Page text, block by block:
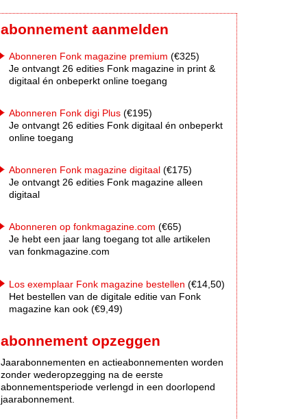
abonnement aanmelden
Abonneren Fonk magazine premium (€325)
Je ontvangt 26 edities Fonk magazine in print &
digitaal én onbeperkt online toegang
Abonneren Fonk digi Plus (€195)
Je ontvangt 26 edities Fonk digitaal én onbeperkt
online toegang
Abonneren Fonk magazine digitaal (€175)
Je ontvangt 26 edities Fonk magazine alleen
digitaal
Abonneren op fonkmagazine.com (€65)
Je hebt een jaar lang toegang tot alle artikelen
van fonkmagazine.com
Los exemplaar Fonk magazine bestellen (€14,50)
Het bestellen van de digitale editie van Fonk
magazine kan ook (€9,49)
abonnement opzeggen
Jaarabonnementen en actieabonnementen worden
zonder wederopzegging na de eerste
abonnementsperiode verlengd in een doorlopend
jaarabonnement.